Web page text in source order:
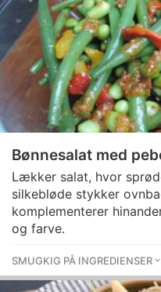
Bønnesalat med
Lækker salat, hvor
silkebløde stykker
komplementerer
og farve.
SMUGKIG PÅ INGREDIENSER